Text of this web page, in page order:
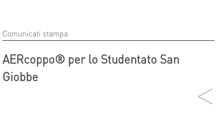
Comunicati stampa
AERcoppo® per lo Studentato San
Giobbe